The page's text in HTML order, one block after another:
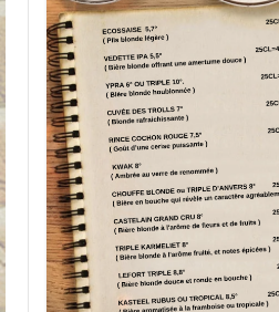
Brasserie
Soirées
La Suite
Karaoke Lens
Contact